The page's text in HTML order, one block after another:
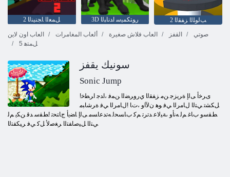
2 ﻞﻤﻌﻟﺍ ﺎﺠﻨﻴﻨﻟﺍ 3D ﺭﻮﺘﻜﻤﻴﺳ ﺍﺪﻧﺎﺒﻟﺍ
2 ﺐﻟﻮﻠﻟﺍ ﺰﻔﻘﻟﺍ
العاب اون لاين
ألعاب المغامرات العاب فلاش صغيرة القفز
صوتي
5 ﻞﻤﺘﻫ
سونيك يقفز
Sonic Jump
!ﻯﺮﺧﺃ ﻰﻟﺇ ﺓﺮﻳﺰﺟ ﻦﻣ ﺰﻔﻘﻟﺍ ﻱﺭﻭﺮﻀﻟﺍ ﻦﻤﻓ ،ﺍﺪﺟ ﺍﺮﻄﺧ
ﻞﻜﺸﺗ ﻲﺘﻟﺍ ﻝﺎﻣﺮﻟﺍ ﻲﻓ ﻮﻫ ﻥﻵ ﺍﻭ ،ﺕﺎ !ﻝﺎﻣﺮﻟﺍ ﻲﻓ ﺓﺮﺷﺎﺒﻣ
ﻂﻘﺳﻭ ﺏﺎﻏ ﻢﻟ ﻪﻧﺃﻭ ،ﺔﻴﻟﺎﻋ ﺪﺗﺮﺗ ﻢﻛ ﺏﺎﺴﺤﻟ ﻪﺗﺪﻋﺎﺴﻣ ﻰﻟﺇ ﺎﻀﻳﺃ ﺝﺎﺘﺤﺗ !ﻂﻘﺳ ﺪﻗ ﻦﻜﻳ ﻢﻟ
ﻲﺘﻟﺍ ﻞﻴﺻﺎﻔﺘﻟﺍ ﺮﻐﺻﻷ ﻞﻛ ﻲﻓ ﺮﻴﻜﻔﺘﻟﺍ